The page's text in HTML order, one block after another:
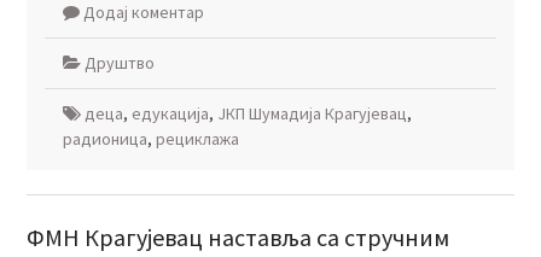
Додај коментар
Друштво
деца, едукација, ЈКП Шумадија Крагујевац,
радионица, рециклажа
ФМН Крагујевац наставља са стручним